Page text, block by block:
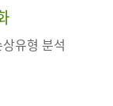
유형 분석